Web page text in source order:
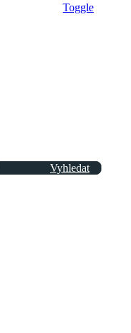
Toggle
Vyhledat